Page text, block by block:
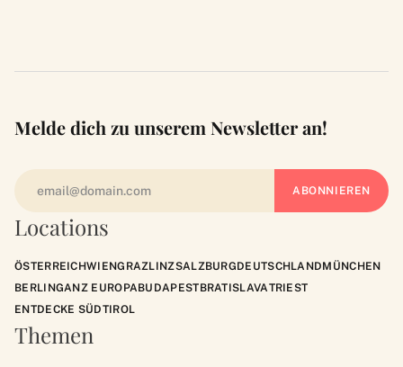
Locations
ÖSTERREICHWIENGRAZLINZSALZBURGDEUTSCHLANDMÜNCHEN
BERLINGANZ EUROPABUDAPESTBRATISLAVATRIEST
ENTDECKE SÜDTIROL
Themen
Melde dich zu unserem Newsletter an!